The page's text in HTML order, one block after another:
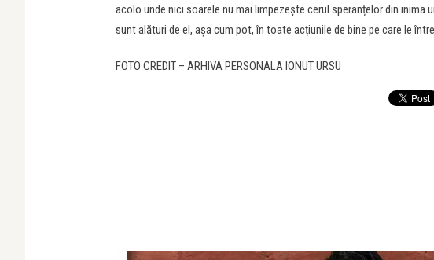
acolo unde nici soarele nu mai limpezește cerul speranțelor din inima
sunt alături de el, așa cum pot, în toate acțiunile de bine pe care le
FOTO CREDIT – ARHIVA PERSONALA IONUT URSU